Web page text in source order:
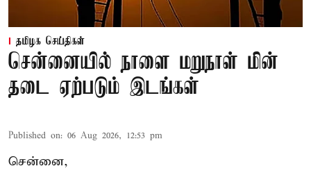
தமிழக செய்திகள்
சென்னையில் நாளை மறுநாள் மின்
தடை ஏற்படும் இடங்கள்
Published on: 06 Aug 2026, 12:53 pm
சென்னை,